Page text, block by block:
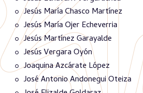
Jesús María Chasco Martínez
Jesús María Ojer Echeverria
Jesús Martínez Garayalde
Jesús Vergara Oyón
Joaquina Azcárate López
José Antonio Andonegui Oteiza